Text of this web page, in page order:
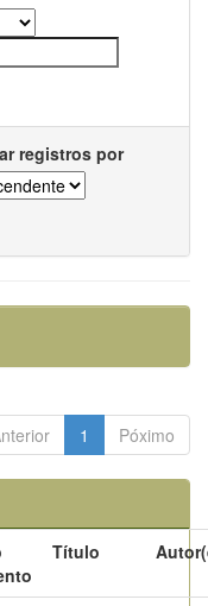
registros por
1 Póximo
Título